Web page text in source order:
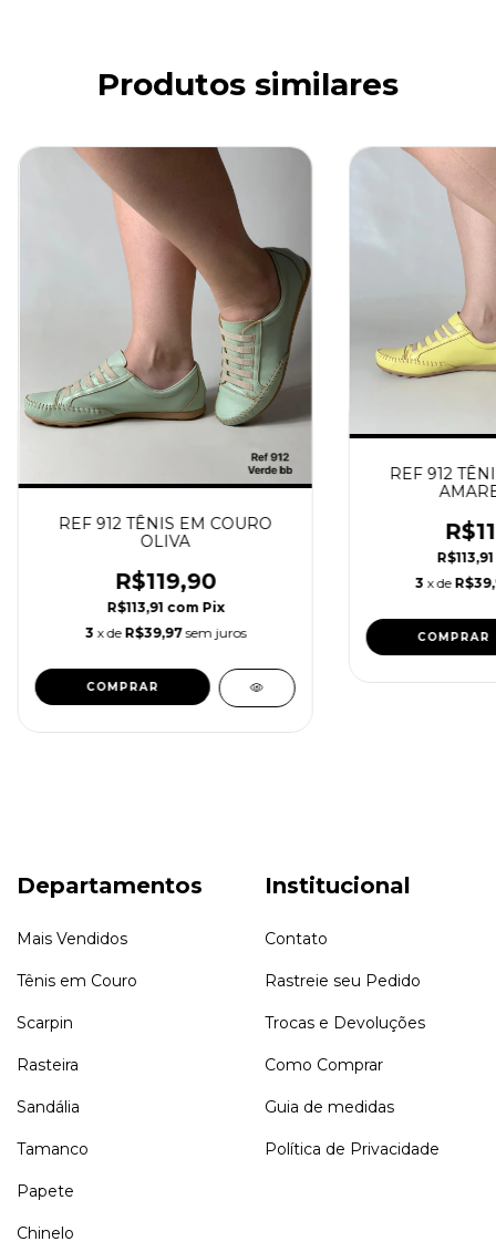
Produtos similares
REF 912 TÊNIS EM COURO
OLIVA
R$119,90
R$113,91 com Pix
3 x de R$39,97 sem juros
COMPRAR
REF 912
R$113,91
3 x de
COMPRAR
Departamentos
Mais Vendidos
Tênis em Couro
Scarpin
Rasteira
Sandália
Tamanco
Papete
Chinelo
Institucional
Contato
Rastreie seu Pedido
Trocas e Devoluções
Como Comprar
Guia de medidas
Política de Privacidade